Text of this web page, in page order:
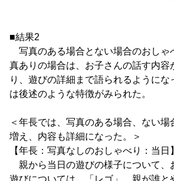
■結果2
写真のある場合とない場合のおしゃ
真ありの場合は、お子さんの話す内容
り、遊びの詳細まで語られるように
は後述のような特徴がみられた。
＜年長では、写真のある場合、ない
増え、内容も詳細になった。＞
【年長：写真なしのおしゃべり：当日】
親から当日の遊びの様子について、
遊びについては、「レゴ」、親が誰と